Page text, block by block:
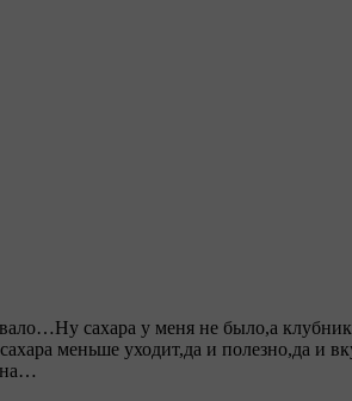
сахара у меня не было,а
меньше уходит,да и полезно,да